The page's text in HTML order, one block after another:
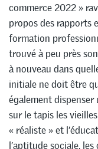
commerce 2022 »
propos des rapports
formation
trouvé à peu près
à nouveau dans
initiale ne doit être
également
sur le tapis les
« réaliste » et
l’aptitude sociale,